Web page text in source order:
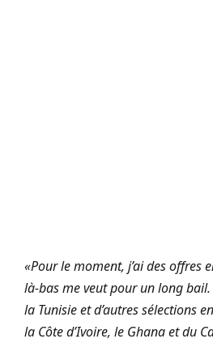
«Pour le moment, j’ai des offres
là-bas me veut pour un long bail.
la Tunisie et d’autres sélections
la Côte d’Ivoire, le Ghana et du